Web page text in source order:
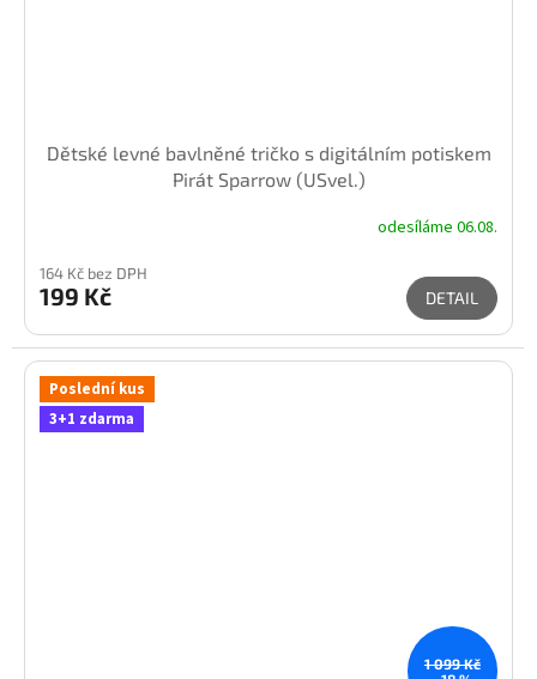
Dětské levné bavlněné tričko s digitálním potiskem
Pirát Sparrow (USvel.)
odesíláme 06.08.
164 Kč bez DPH
199 Kč DETAIL
Poslední kus
3+1 zdarma
1 099 Kč